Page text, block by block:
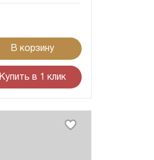
В корзину
Купить в 1 клик